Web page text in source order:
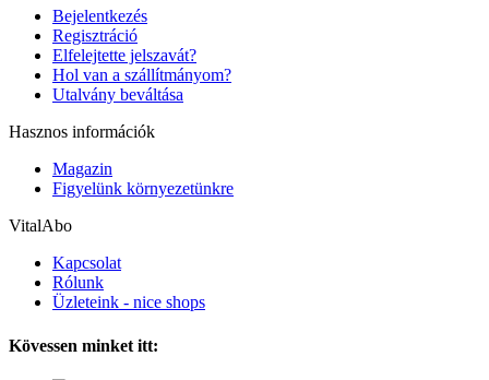
Bejelentkezés
Regisztráció
Elfelejtette jelszavát?
Hol van a szállítmányom?
Utalvány beváltása
Hasznos információk
Magazin
Figyelünk környezetünkre
VitalAbo
Kapcsolat
Rólunk
Üzleteink - nice shops
Kövessen minket itt: